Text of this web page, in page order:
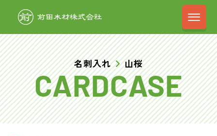
前田木材株式
名刺入れ 山桜